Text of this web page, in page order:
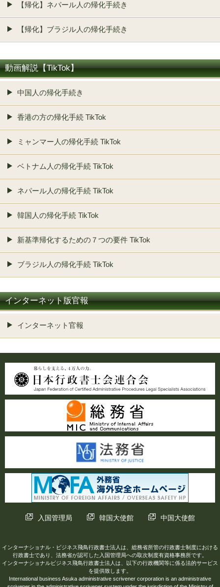
【帰化】ネパール人の帰化手続き
【帰化】ブラジル人の帰化手続き
動画解説【TikTok】
中国人の帰化手続き
香港の方の帰化手続 TikTok
ミャンマー人の帰化手続 TikTok
ベトナム人の帰化手続 TikTok
ネパール人の帰化手続 TikTok
韓国人の帰化手続 TikTok
新基準帰化するための７つの要件 TikTok
ブラジル人の帰化手続 TikTok
インターネット版官報
インターネット官報
入国管理局 韓国大使館 中国大使館
インターナショナル・ビジネス飛鳥行政書士法人は、総務省所管の行政書士制度における
行政書士であり、法務省が認可した入国管理局への取次制度有資格事務所です。
インターナショナルビジネス飛鳥行政書士法人は、以下の行政機関等に係る法的サービス
を提供致します。
International business Asuka administrative scrivener corporation is an administrative